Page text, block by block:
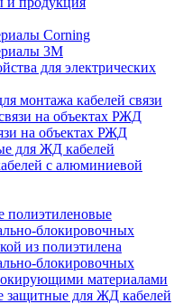
Corning
3M
для электрических
монтажа кабелей связи
на объектах РЖД
для ЖД кабелей
с алюминиевой
блокировочных
из полиэтилена
блокировочных
материалами
для ЖД кабелей